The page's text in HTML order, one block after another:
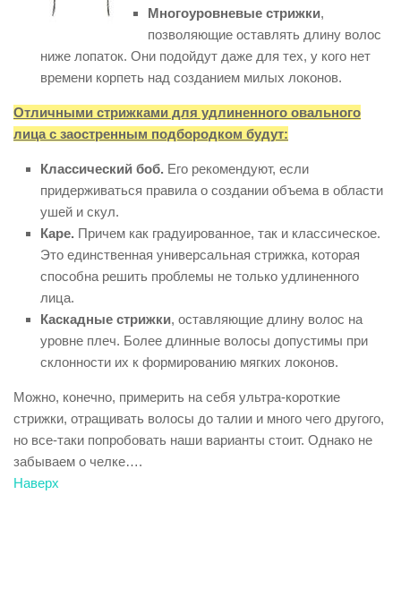
Многоуровневые стрижки,
позволяющие оставлять длину волос
ниже лопаток. Они подойдут даже для тех, у кого нет
времени корпеть над созданием милых локонов.
Отличными стрижками для удлиненного овального
лица с заостренным подбородком будут:
Классический боб. Его рекомендуют, если
придерживаться правила о создании объема в области
ушей и скул.
Каре. Причем как градуированное, так и классическое.
Это единственная универсальная стрижка, которая
способна решить проблемы не только удлиненного
лица.
Каскадные стрижки, оставляющие длину волос на
уровне плеч. Более длинные волосы допустимы при
склонности их к формированию мягких локонов.
Можно, конечно, примерить на себя ультра-короткие
стрижки, отращивать волосы до талии и много чего другого,
но все-таки попробовать наши варианты стоит. Однако не
забываем о челке….
Наверх